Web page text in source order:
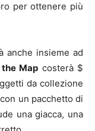
per ottenere più
anche insieme ad
Map costerà $
da collezione
un pacchetto di
una giacca, una